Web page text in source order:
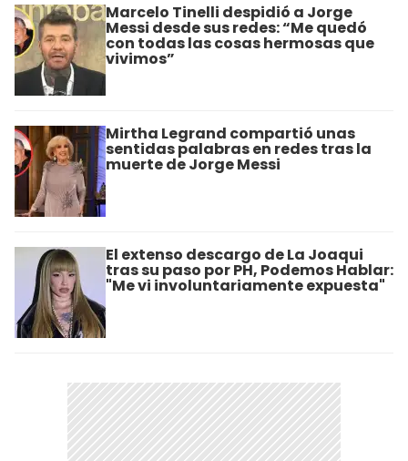
Marcelo Tinelli despidió a Jorge
Messi desde sus redes: “Me quedó
con todas las cosas hermosas que
vivimos”
Mirtha Legrand compartió unas
sentidas palabras en redes tras la
muerte de Jorge Messi
El extenso descargo de La Joaqui
tras su paso por PH, Podemos Hablar:
"Me vi involuntariamente expuesta"